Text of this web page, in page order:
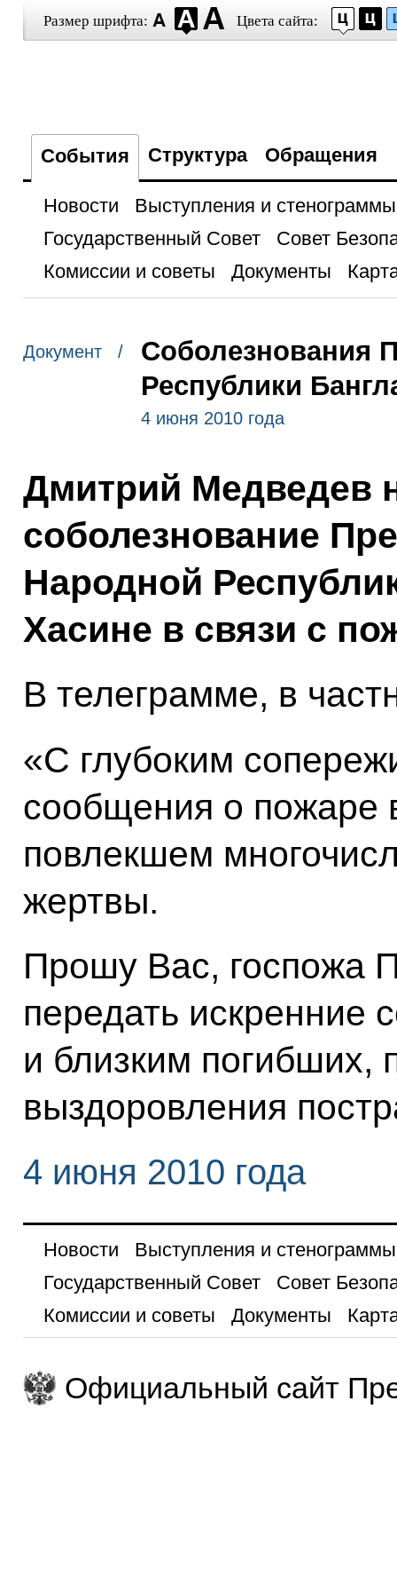
Размер шрифта: Цвета сайта:
События Структура Обращения
Новости
Выступления и стенограммы
Государственный Совет
Совет
Комиссии и советы
Документы
Документ /
Соболезнования
Республики
4 июня 2010 года
Дмитрий Медведев
соболезнование
Народной
Хасине в связи с
В телеграмме, в
«С глубоким
сообщения о пожаре
повлекшем
жертвы.
Прошу Вас, госпожа
передать искренние
и близким погибших,
выздоровления
4 июня 2010 года
Новости
Выступления и стенограммы
Государственный Совет
Совет
Комиссии и советы
Документы
Официальный сайт